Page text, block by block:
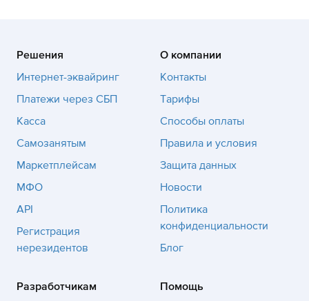
Решения
Интернет-эквайринг
Платежи через СБП
Касса
Самозанятым
Маркетплейсам
МФО
API
Регистрация
нерезидентов
О компании
Контакты
Тарифы
Способы оплаты
Правила и условия
Защита данных
Новости
Политика
конфиденциальности
Блог
Разработчикам
Помощь